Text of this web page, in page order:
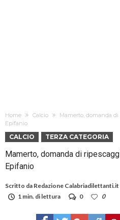
Home Calcio
Mamerto, domanda
Epifanio
CALCIO TERZA CATEGORIA
Mamerto, domanda di
Epifanio
Scritto da Redazione Calabriadilettanti.it
1 min. di lettura
0 0